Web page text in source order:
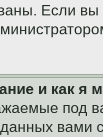
Если
и как я
под